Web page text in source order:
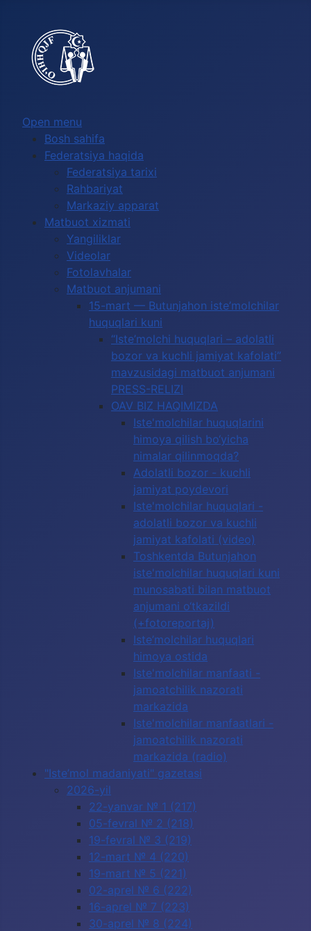
Open menu
Bosh sahifa
Federatsiya haqida
Federatsiya tarixi
Rahbariyat
Markaziy apparat
Matbuot xizmati
Yangiliklar
Videolar
Fotolavhalar
Matbuot anjumani
15-mart — Butunjahon iste’molchilar
huquqlari kuni
“Iste’molchi huquqlari – adolatli
bozor va kuchli jamiyat kafolati”
mavzusidagi matbuot anjumani
PRESS-RELIZI
OAV BIZ HAQIMIZDA
Iste'molchilar huquqlarini
himoya qilish bo‘yicha
nimalar qilinmoqda?
Adolatli bozor - kuchli
jamiyat poydevori
Iste'molchilar huquqlari -
adolatli bozor va kuchli
jamiyat kafolati (video)
Toshkentda Butunjahon
iste'molchilar huquqlari kuni
munosabati bilan matbuot
anjumani o‘tkazildi
(+fotoreportaj)
Iste’molchilar huquqlari
himoya ostida
Iste'molchilar manfaati -
jamoatchilik nazorati
markazida
Iste'molchilar manfaatlari -
jamoatchilik nazorati
markazida (radio)
"Iste’mol madaniyati" gazetasi
2026-yil
22-yanvar № 1 (217)
05-fevral № 2 (218)
19-fevral № 3 (219)
12-mart № 4 (220)
19-mart № 5 (221)
02-aprel № 6 (222)
16-aprel № 7 (223)
30-aprel № 8 (224)